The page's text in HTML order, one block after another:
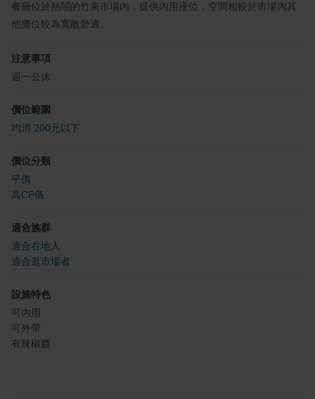
餐廳位於熱鬧的竹東市場內，提供內用座位，空間相較於市場內其
他攤位較為寬敞舒適。
注意事項
週一公休
價位範圍
均消 200元以下
價位分類
平價
高CP值
適合族群
適合在地人
適合逛市場者
設施特色
可內用
可外帶
有辣椒醬